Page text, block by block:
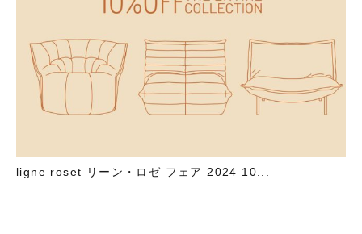
ligne roset リーン・ロゼ フェア 2024 10...